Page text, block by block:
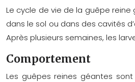
Le cycle de vie de la guêpe
dans le sol ou dans des cavités
Après plusieurs semaines, les
Comportement
Les guêpes reines géantes